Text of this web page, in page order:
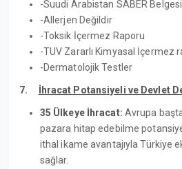
-Suudi Arabistan SABER Belgesi
-Allerjen Değildir
-Toksik İçermez Raporu
-TUV Zararlı Kimyasal İçermez
-Dermatolojik Testler
7. İhracat Potansiyeli ve Devlet
35 Ülkeye İhracat: Avrupa
pazara hitap edebilme
ithal ikame avantajıyla Türkiye
sağlar.